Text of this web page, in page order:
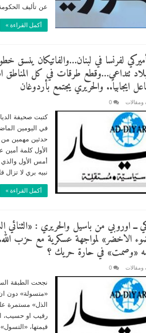
عن تأليف
أكمل القراءة »
لفرنسا في لبنان…والفاتيكان ينسق
تتداعى…وقطع طرقات في كل
ايجابياً.. والحريري يجتمع بأردوغان
0
كتبت صحيفة
في اليومين
حدثين مهمين
الأول كلمة
أمس الأول والذي
نبيه بري لا
أكمل القراءة »
ــ اوروبي من باسيل والحريري :
الاخضر» لمواجهة عسكرية مع حزب
«وصمت» في حارة حريك ؟
0
نجحت الطبقة
«متسولة» دون
الذل» مستمرة
رقيب او حسيب،
قيمتها،